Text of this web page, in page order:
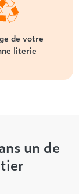
de votre
literie
un de